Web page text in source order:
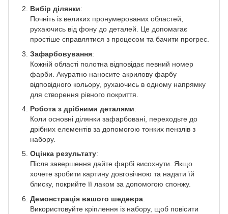
Вибір ділянки:
Почніть із великих пронумерованих областей,
рухаючись від фону до деталей. Це допомагає
простіше справлятися з процесом та бачити прогрес.
Зафарбовування:
Кожній області полотна відповідає певний номер
фарби. Акуратно наносите акрилову фарбу
відповідного кольору, рухаючись в одному напрямку
для створення рівного покриття.
Робота з дрібними деталями:
Коли основні ділянки зафарбовані, переходьте до
дрібних елементів за допомогою тонких пензлів з
набору.
Оцінка результату:
Після завершення дайте фарбі висохнути. Якщо
хочете зробити картину довговічною та надати їй
блиску, покрийте її лаком за допомогою спонжу.
Демонстрація вашого шедевра:
Використовуйте кріплення із набору, щоб повісити